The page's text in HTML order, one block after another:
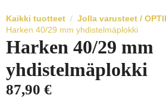
Kaikki tuotteet Jolla varusteet /
Harken 40/29 mm yhdistelmäplokki
Harken 40/29 mm
yhdistelmäplokki
87,90 €